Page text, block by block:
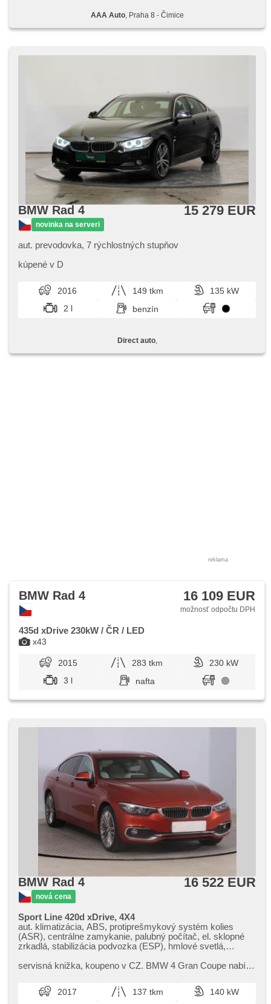
AAA Auto, Praha 8 - Čimice
BMW Rad 4
novinka na serveri
15 279 EUR
aut. prevodovka, 7 rýchlostných stupňov
kúpené v D
2016 149 tkm
135 kW
2 l
benzín
Direct auto,
reklama
x43
BMW Rad 4 16 109 EUR
možnosť odpočtu DPH
435d xDrive 230kW / ČR / LED
2015 283 tkm
230 kW
3 l
nafta
BMW Rad 4
nová cena
16 522 EUR
Sport Line 420d xDrive, 4X4
aut. klimatizácia, ABS, protiprešmykový systém kolies
(ASR), centrálne zamykanie, palubný počítač, el. sklopné
zrkadlá, stabilizácia podvozka (ESP), hmlové svetlá,
štartovanie tlačítkom, senzor tlaku v pneumatikách, USB,
prevodovka, pohon 4 x 4
servisná knižka,​ koupeno v CZ. BMW 4 Gran Coupe nabízí
kombinuje komfort s dyn...
2017 137 tkm
140 kW